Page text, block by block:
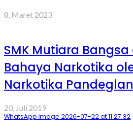
8, Maret 2023
SMK Mutiara
Bahaya Narkotika
Narkotika
20, Juli 2019
WhatsApp Image 2026-07-22 at 11.27.32